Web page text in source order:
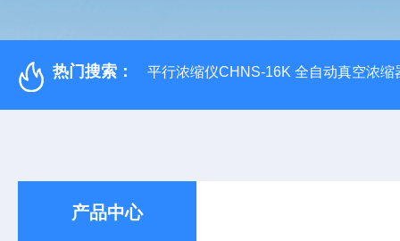
热门搜索： 平行浓缩仪CHNS-16K 全自动真空浓缩
产品中心